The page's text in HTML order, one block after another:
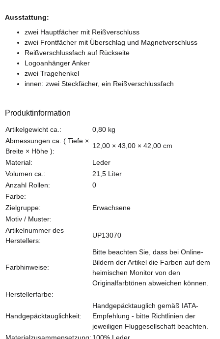
Ausstattung:
zwei Hauptfächer mit Reißverschluss
zwei Frontfächer mit Überschlag und Magnetverschluss
Reißverschlussfach auf Rückseite
Logoanhänger Anker
zwei Tragehenkel
innen: zwei Steckfächer, ein Reißverschlussfach
Produktinformation
Produkteigenschaft
Wert
Artikelgewicht ca.: 0,80 kg
Abmessungen ca. ( Tiefe ×
Breite × Höhe ):
12,00 × 43,00 × 42,00 cm
Material:
Leder
Volumen ca.:
21,5 Liter
Anzahl Rollen:
0
Farbe:
Zielgruppe:
Erwachsene
Motiv / Muster:
Artikelnummer des
Herstellers:
UP13070
Farbhinweise:
Bitte beachten Sie, dass bei Online-
Bildern der Artikel die Farben auf dem
heimischen Monitor von den
Originalfarbtönen abweichen können.
Herstellerfarbe:
Handgepäcktauglichkeit:
Handgepäcktauglich gemäß IATA-
Empfehlung - bitte Richtlinien der
jeweiligen Fluggesellschaft beachten.
Materialzusammensetzung: 100% Leder